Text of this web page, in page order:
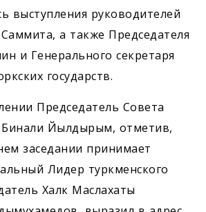
выступления руководителей
а также Председателя
и Генерального секретаря
государств.
Председатель Совета
Йылдырым, отметив,
заседании принимает
Лидер туркменского
Халк Маслахаты